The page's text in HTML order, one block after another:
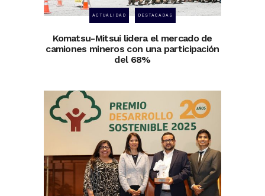
ACTUALIDAD DESTACADAS
Komatsu-Mitsui lidera el mercado de
camiones mineros con una participación
del 68%